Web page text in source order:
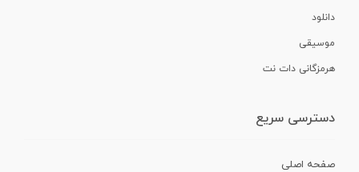
دانلود
موسیقی
هرمزگانی دات نت
دسترسی سریع
صفحه اصلی